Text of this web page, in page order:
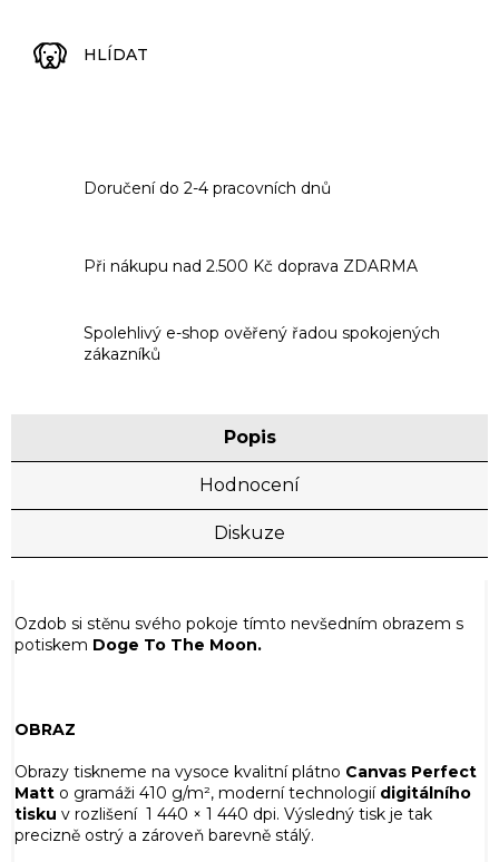
HLÍDAT
Doručení do 2-4 pracovních dnů
Při nákupu nad 2.500 Kč doprava ZDARMA
Spolehlivý e-shop ověřený řadou spokojených
zákazníků
Popis
Hodnocení
Diskuze
Ozdob si stěnu svého pokoje tímto nevšedním obrazem s
potiskem Doge To The Moon.
OBRAZ
Obrazy tiskneme na vysoce kvalitní plátno Canvas Perfect
Matt o gramáži 410 g/m², moderní technologií digitálního
tisku v rozlišení 1 440 × 1 440 dpi. Výsledný tisk je tak
precizně ostrý a zároveň barevně stálý.